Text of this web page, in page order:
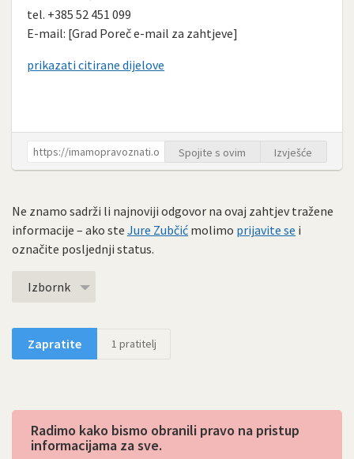
tel. +385 52 451 099
E-mail: [Grad Poreč e-mail za zahtjeve]
prikazati citirane dijelove
Spojite s ovim Izvješće
Ne znamo sadrži li najnoviji odgovor na ovaj zahtjev tražene
informacije – ako ste Jure Zubčić molimo prijavite se i
označite posljednji status.
Izbornk
Zapratite 1 pratitelj
Radimo kako bismo obranili pravo na pristup
informacijama za sve.